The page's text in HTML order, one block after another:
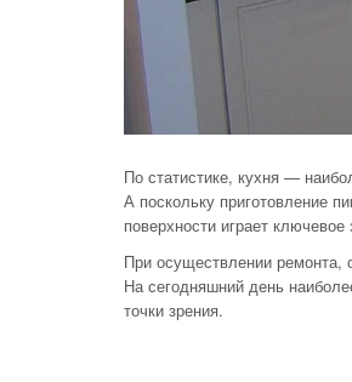
По статистике, кухня —
А поскольку приготовление
поверхности играет ключевое
При осуществлении ремонта,
На сегодняшний день
точки зрения.